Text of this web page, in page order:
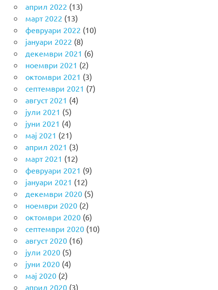
април 2022 (13)
март 2022 (13)
февруари 2022 (10)
јануари 2022 (8)
декември 2021 (6)
ноември 2021 (2)
октомври 2021 (3)
септември 2021 (7)
август 2021 (4)
јули 2021 (5)
јуни 2021 (4)
мај 2021 (21)
април 2021 (3)
март 2021 (12)
февруари 2021 (9)
јануари 2021 (12)
декември 2020(5)
ноември 2020(2)
октомври 2020(6)
септември 2020(10)
август 2020(16)
јули 2020(5)
јуни 2020(4)
мај 2020(2)
април 2020(3)